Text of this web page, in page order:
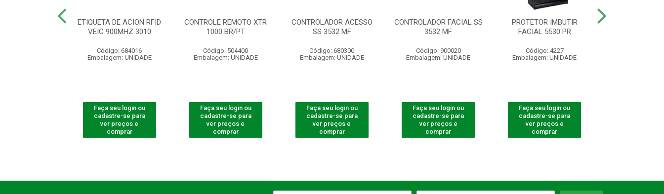
ETIQUETA DE ACION RFID
VEIC 900MHZ 3010
Código: 684016
Embalagem: UNIDADE
Faça seu login ou
cadastre-se para
ver preços e
comprar
CONTROLE REMOTO XTR
1000 BR/PT
Código: 504400
Embalagem: UNIDADE
Faça seu login ou
cadastre-se para
ver preços e
comprar
CONTROLADOR ACESSO
SS 3532 MF
Código: 680300
Embalagem: UNIDADE
Faça seu login ou
cadastre-se para
ver preços e
comprar
CONTROLADOR FACIAL SS
3532 MF
Código: 900020
Embalagem: UNIDADE
Faça seu login ou
cadastre-se para
ver preços e
comprar
PROTETOR IMBUTIR
FACIAL 5530 PR
Código: 4227
Embalagem: UNIDADE
Faça seu login ou
cadastre-se para
ver preços e
comprar